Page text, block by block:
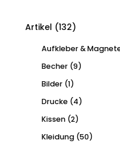
Artikel (132)
Aufkleber &
Becher (9)
Bilder (1)
Drucke (4)
Kissen (2)
Kleidung (50)